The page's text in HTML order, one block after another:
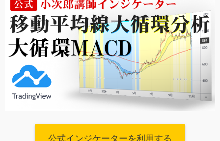
公式インジケーターを利用する